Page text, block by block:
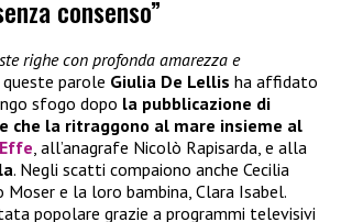
consenso”
righe con profonda amarezza e
queste parole Giulia De Lellis ha affidato
sfogo dopo la pubblicazione di
che la ritraggono al mare insieme al
, all’anagrafe Nicolò Rapisarda, e alla
. Negli scatti compaiono anche Cecilia
Moser e la loro bambina, Clara Isabel.
popolare grazie a programmi televisivi